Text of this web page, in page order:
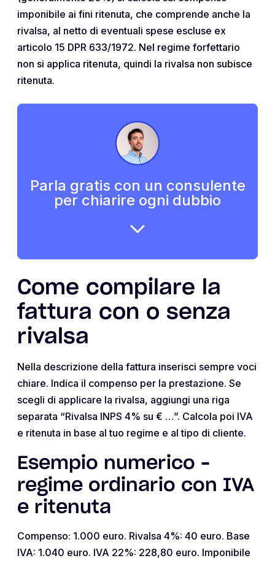
imponibile ai fini ritenuta, che comprende anche la
rivalsa, al netto di eventuali spese escluse ex
articolo 15 DPR 633/1972. Nel regime forfettario
non si applica ritenuta, quindi la rivalsa non subisce
ritenuta.
Parla gratis con un consulente
per chiarire ogni dubbio
Come compilare la
fattura con o senza
rivalsa
Nella descrizione della fattura inserisci sempre voci
chiare. Indica il compenso per la prestazione. Se
scegli di applicare la rivalsa, aggiungi una riga
separata “Rivalsa INPS 4% su € …”. Calcola poi IVA
e ritenuta in base al tuo regime e al tipo di cliente.
Esempio numerico –
regime ordinario con IVA
e ritenuta
Compenso: 1.000 euro. Rivalsa 4%: 40 euro. Base
IVA: 1.040 euro. IVA 22%: 228,80 euro. Imponibile